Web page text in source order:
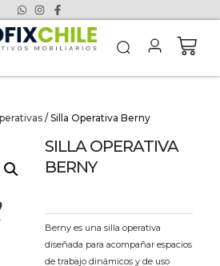
/ Silla Operativa Berny
SILLA OPERATIVA
BERNY
Berny es una silla operativa
diseñada para acompañar espacios
de trabajo dinámicos y de uso